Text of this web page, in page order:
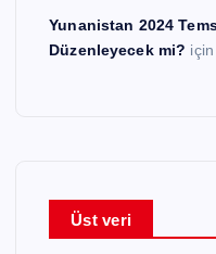
Yunanistan 2024
Düzenleyecek mi?
Üst veri